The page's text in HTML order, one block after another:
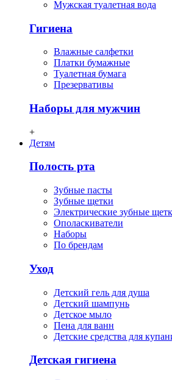
Мужская туалетная вода
Гигиена
Влажные салфетки
Платки бумажные
Туалетная бумага
Презервативы
Наборы для мужчин
+
Детям
Полость рта
Зубные пасты
Зубные щетки
Электрические зубные
Ополаскиватели
Наборы
По брендам
Уход
Детский гель для душа
Детский шампунь
Детское мыло
Пена для ванн
Детские средства для
Детская гигиена